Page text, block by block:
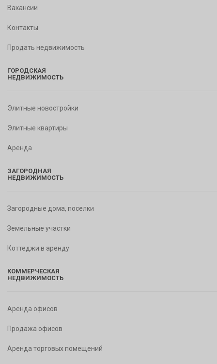
Вакансии
Контакты
Продать недвижимость
ГОРОДСКАЯ
НЕДВИЖИМОСТЬ
Элитные новостройки
Элитные квартиры
Аренда
ЗАГОРОДНАЯ
НЕДВИЖИМОСТЬ
Загородные дома, поселки
Земельные участки
Коттеджи в аренду
КОММЕРЧЕСКАЯ
НЕДВИЖИМОСТЬ
Аренда офисов
Продажа офисов
Аренда торговых помещений